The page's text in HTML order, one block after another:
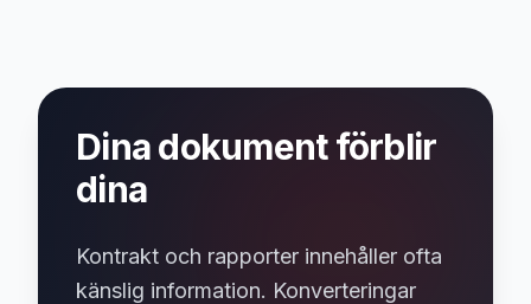
Dina dokument förblir
dina
Kontrakt och rapporter innehåller ofta
känslig information. Konverteringar